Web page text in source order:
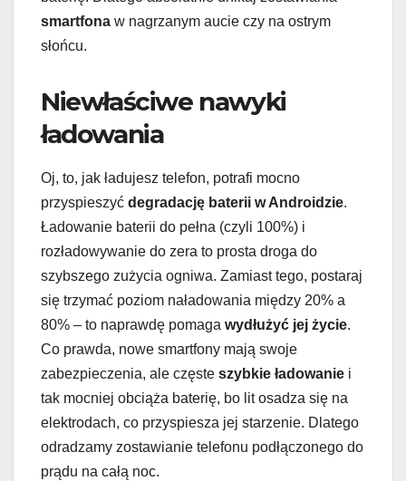
smartfona w nagrzanym aucie czy na ostrym
słońcu.
Niewłaściwe nawyki
ładowania
Oj, to, jak ładujesz telefon, potrafi mocno
przyspieszyć degradację baterii w Androidzie.
Ładowanie baterii do pełna (czyli 100%) i
rozładowywanie do zera to prosta droga do
szybszego zużycia ogniwa. Zamiast tego, postaraj
się trzymać poziom naładowania między 20% a
80% – to naprawdę pomaga wydłużyć jej życie.
Co prawda, nowe smartfony mają swoje
zabezpieczenia, ale częste szybkie ładowanie i
tak mocniej obciąża baterię, bo lit osadza się na
elektrodach, co przyspiesza jej starzenie. Dlatego
odradzamy zostawianie telefonu podłączonego do
prądu na całą noc.